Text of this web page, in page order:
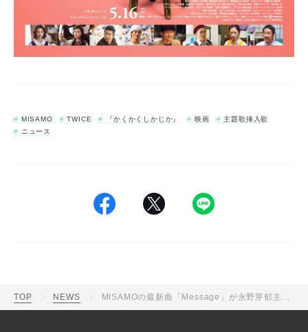
MISAMO TWICE 『かくかくしかじか』 映画
主題歌挿入歌
ニュース
TOP NEWS MISAMOの最新曲「Message」が永野芽郁主演映画『かくかくしかじか』の主題歌に決定